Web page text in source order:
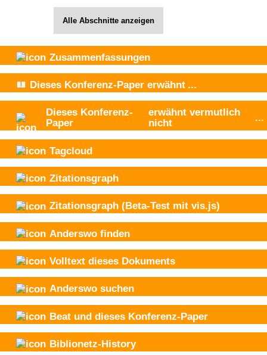
Alle Abschnitte anzeigen
Zusammenfassungen
Dieses Konferenz-Paper erwähnt ...
Dieses Konferenz-
Paper
erwähnt vermutlich
nicht
...
Tagcloud
Zitationsgraph
Zitationsgraph (Beta-Test mit vis.js)
Anderswo finden
Volltext dieses Dokuments
Anderswo suchen
Beat und dieses Konferenz-Paper
Biblionetz-History